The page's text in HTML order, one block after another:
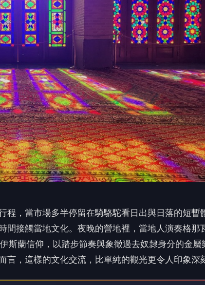
程，當市場多半停留在騎駱駝看日出與日落的短暫
間接觸當地文化。夜晚的營地裡，當地人演奏格那
斯蘭信仰，以踏步節奏與象徵過去奴隸身分的金屬
言，這樣的文化交流，比單純的觀光更令人印象深